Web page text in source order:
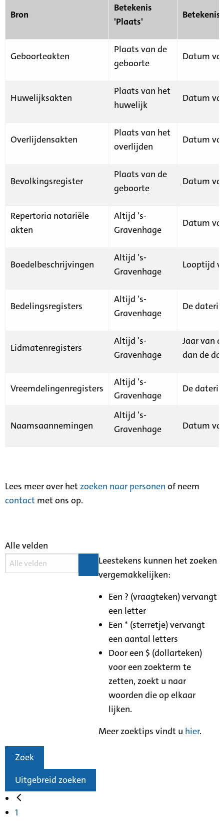
Bron
Betekenis
'Plaats'
Geboorteakten
Plaats van de
geboorte
Datum
Huwelijksakten
Plaats van het
huwelijk
Datum
Overlijdensakten
Plaats van het
overlijden
Datum
Bevolkingsregister
Plaats van de
geboorte
Datum
Repertoria notariële
akten
Altijd 's-
Gravenhage
Datum
Boedelbeschrijvingen
Altijd 's-
Gravenhage
Looptijd
Bedelingsregisters
Altijd 's-
Gravenhage
De
Lidmatenregisters
Altijd 's-
Gravenhage
Jaar van
dan de
Vreemdelingenregisters
Altijd 's-
Gravenhage
De
Naamsaannemingen
Altijd 's-
Gravenhage
Datum
Lees meer over het zoeken naar personen of neem
contact met ons op.
Alle velden
Leestekens kunnen het zoeken
vergemakkelijken:
Een ? (vraagteken) vervangt
een letter
Een * (sterretje) vervangt
een aantal letters
Door een $ (dollarteken)
voor een zoekterm te
zetten, zoekt u naar
woorden die op elkaar
lijken.
Meer zoektips vindt u hier.
Zoek
Uitgebreid zoeken
1